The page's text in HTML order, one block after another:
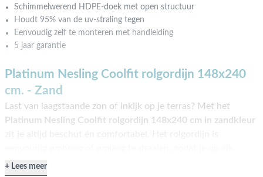
Schimmelwerend HDPE-doek met open structuur
Houdt 95% van de uv-straling tegen
Eenvoudig zelf te monteren met handleiding
5 jaar garantie
Platinum Nesling Coolfit rolgordijn 148x240
cm. - Zand
Last van laagstaande zon of inkijk op je terras? Met het
Platinum Nesling Coolfit rolgordijn 148x240 cm in zandkleur
moment van de dag zelf bepaalt hoeveel zon of privacy je
Lees meer